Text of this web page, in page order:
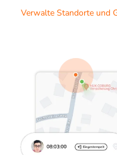
Verwalte Standorte und